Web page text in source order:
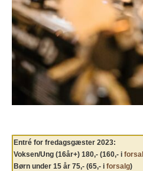
Entré for fredagsgæster 2023:
Voksen/Ung (16år+) 180,- (160,- i
Børn under 15 år 75,- (65,- i forsalg)